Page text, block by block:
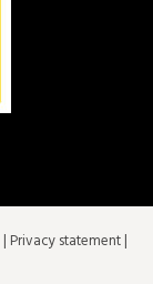
| Privacy statement|